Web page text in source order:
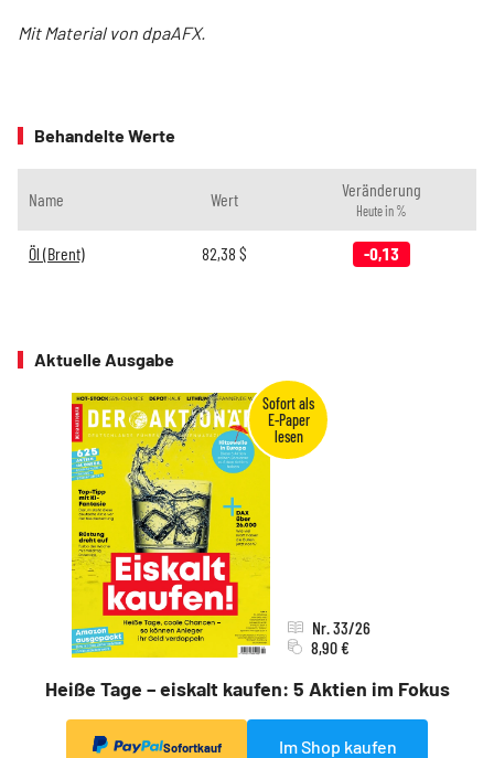
Mit Material von dpaAFX.
Behandelte Werte
Name Wert Veränderung
Heute in %
Öl (Brent) 82,38 $ -0,13
Aktuelle Ausgabe
Heiße Tage – eiskalt kaufen: 5 Aktien im Fokus
Nr. 33/26
8,90 €
Sofortkauf Im Shop kaufen